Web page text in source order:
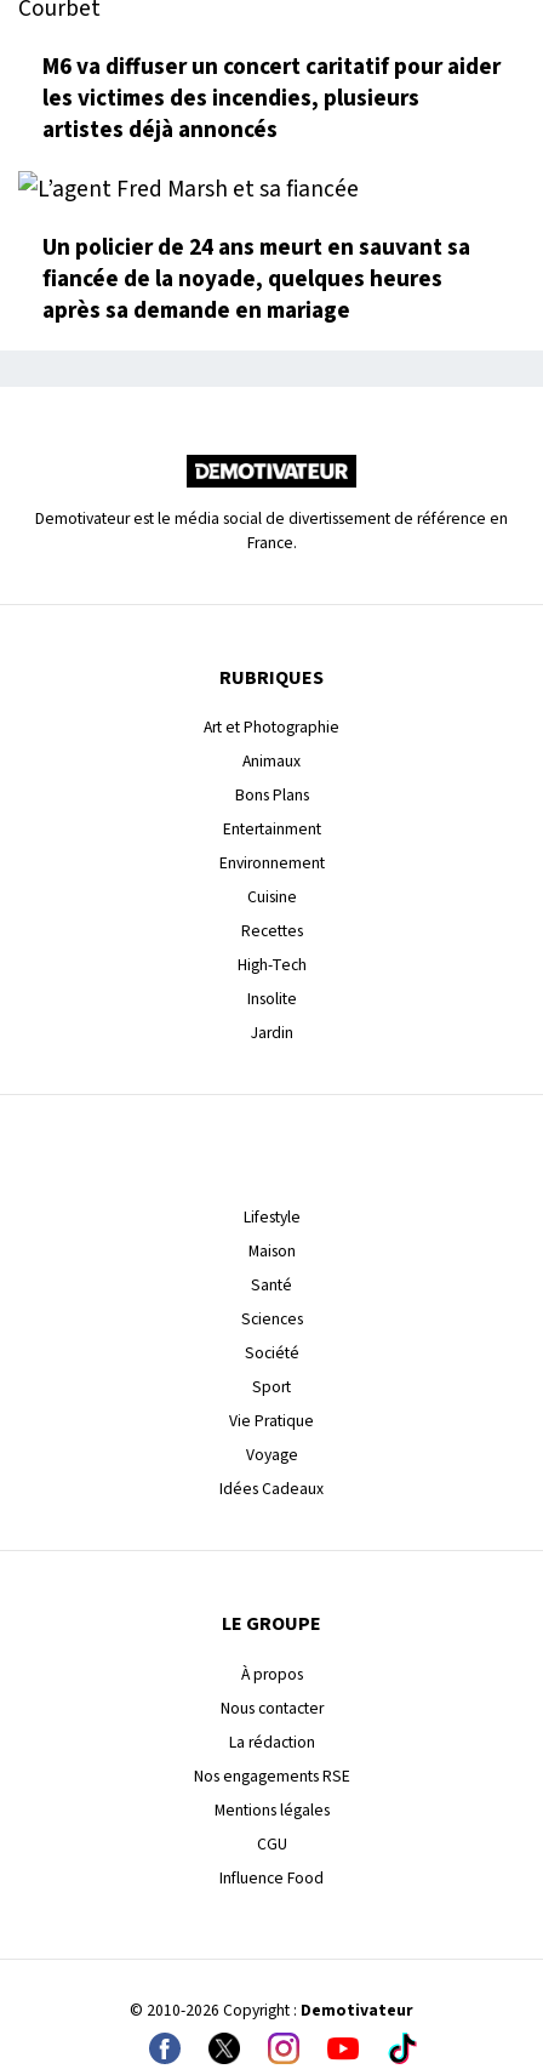
M6 va diffuser un concert caritatif pour aider
les victimes des incendies, plusieurs
artistes déjà annoncés
Un policier de 24 ans meurt en sauvant sa
fiancée de la noyade, quelques heures
après sa demande en mariage
Demotivateur est le média social de divertissement de référence en
France.
RUBRIQUES
Art et Photographie
Animaux
Bons Plans
Entertainment
Environnement
Cuisine
Recettes
High-Tech
Insolite
Jardin
Lifestyle
Maison
Santé
Sciences
Société
Sport
Vie Pratique
Voyage
Idées Cadeaux
LE GROUPE
À propos
Nous contacter
La rédaction
Nos engagements RSE
Mentions légales
CGU
Influence Food
© 2010-2026 Copyright : Demotivateur